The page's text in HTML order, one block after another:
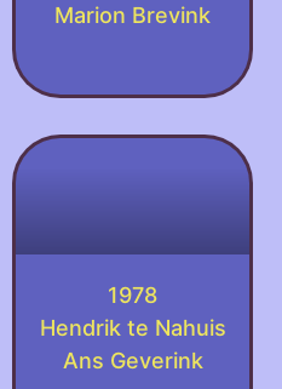
Marion Brevink
1978
Hendrik te Nahuis
Ans Geverink